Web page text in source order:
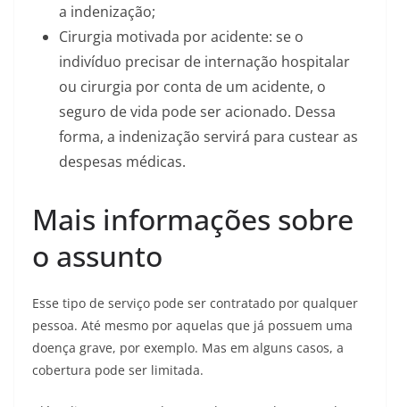
a indenização;
Cirurgia motivada por acidente: se o
indivíduo precisar de internação hospitalar
ou cirurgia por conta de um acidente, o
seguro de vida pode ser acionado. Dessa
forma, a indenização servirá para custear as
despesas médicas.
Mais informações sobre
o assunto
Esse tipo de serviço pode ser contratado por qualquer
pessoa. Até mesmo por aquelas que já possuem uma
doença grave, por exemplo. Mas em alguns casos, a
cobertura pode ser limitada.